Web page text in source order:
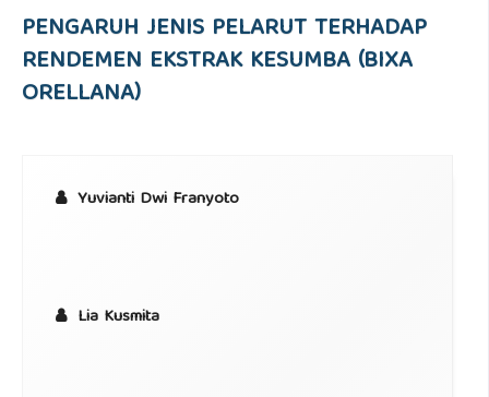
PENGARUH JENIS PELARUT TERHADAP
RENDEMEN EKSTRAK KESUMBA (BIXA
ORELLANA)
Yuvianti Dwi Franyoto
Lia Kusmita